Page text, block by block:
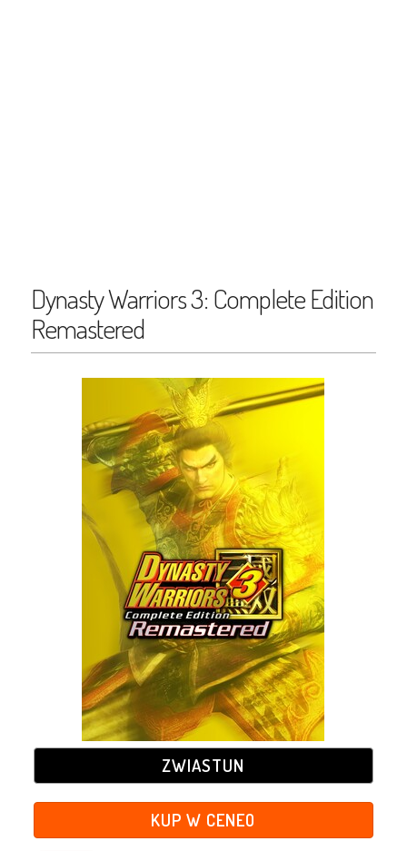
Dynasty Warriors 3: Complete Edition
Remastered
ZWIASTUN
KUP W CENEO